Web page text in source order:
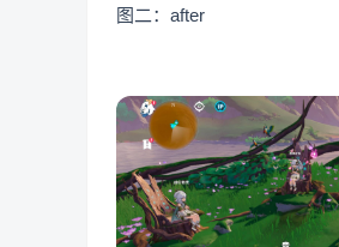
图二：after